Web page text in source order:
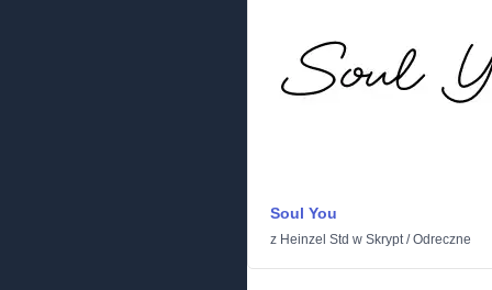
Soul You
z Heinzel Std w Skrypt/Odreczne